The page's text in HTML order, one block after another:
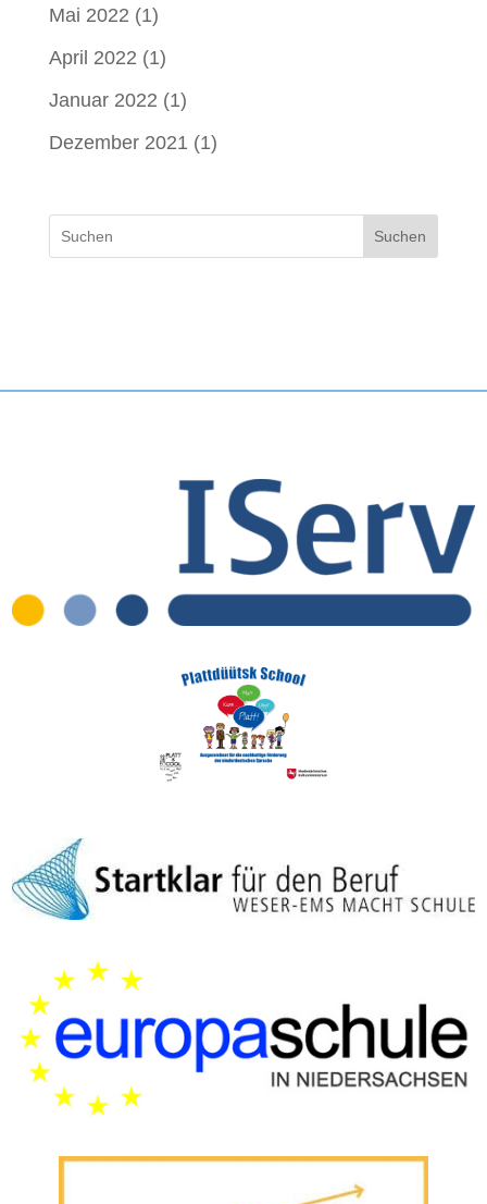
Mai 2022 (1)
April 2022 (1)
Januar 2022 (1)
Dezember 2021 (1)
Suchen